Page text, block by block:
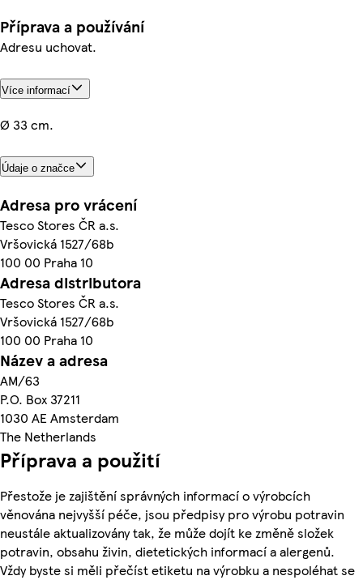
Příprava a používání
Adresu uchovat.
Více informací
Ø 33 cm.
Údaje o značce
Adresa pro vrácení
Tesco Stores ČR a.s.
Vršovická 1527/68b
100 00 Praha 10
Adresa distributora
Tesco Stores ČR a.s.
Vršovická 1527/68b
100 00 Praha 10
Název a adresa
AM/63
P.O. Box 37211
1030 AE Amsterdam
The Netherlands
Příprava a použití
Přestože je zajištění správných informací o výrobcích
věnována nejvyšší péče, jsou předpisy pro výrobu potravin
neustále aktualizovány tak, že může dojít ke změně složek
potravin, obsahu živin, dietetických informací a alergenů.
Vždy byste si měli přečíst etiketu na výrobku a nespoléhat se